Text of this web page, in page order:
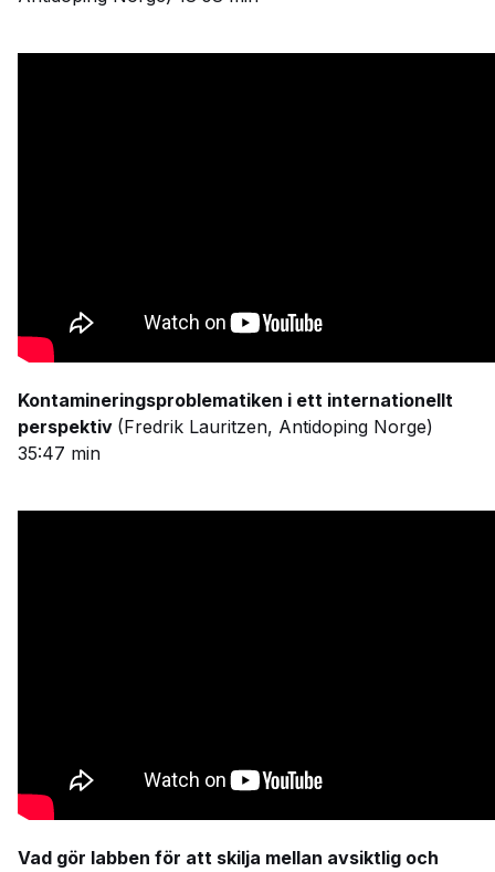
Kontamineringsproblematiken i ett internationellt
perspektiv (Fredrik Lauritzen, Antidoping Norge)
35:47 min
Vad gör labben för att skilja mellan avsiktlig och